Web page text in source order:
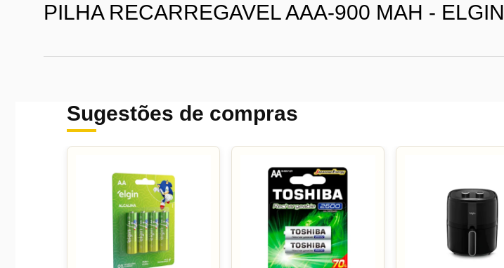
PILHA RECARREGAVEL AAA-900 MAH - ELGIN
Sugestões de compras